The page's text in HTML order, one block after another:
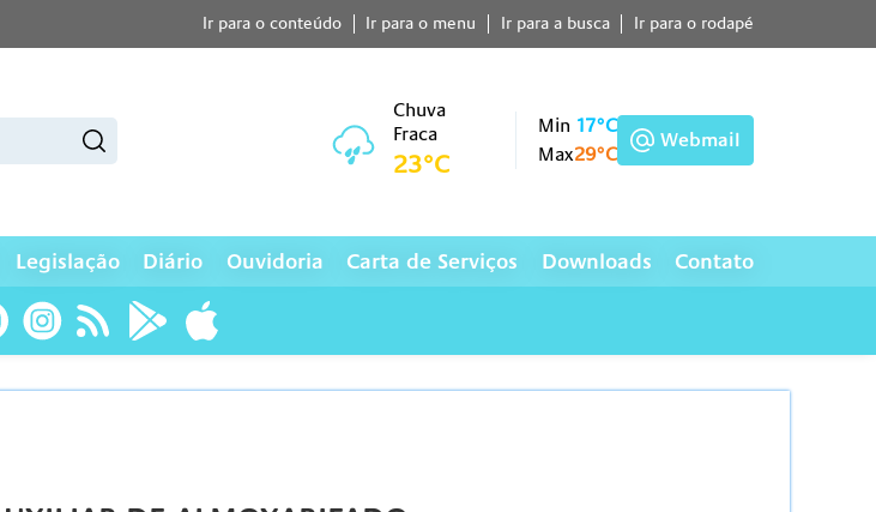
Ir para o conteúdo Ir para o menu Ir para a busca Ir para o rodapé
Chuva
Fraca
23°C
Min 17°C
Max29°C
Webmail
Legislação Diário Ouvidoria Carta de Serviços Downloads Contato